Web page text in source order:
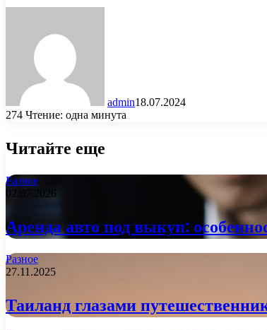
admin18.07.2024
274 Чтение: одна минута
Читайте еще
Разное
02.07.2026
Аренда авто под выкуп:
Разное
27.11.2025
Таиланд глазами